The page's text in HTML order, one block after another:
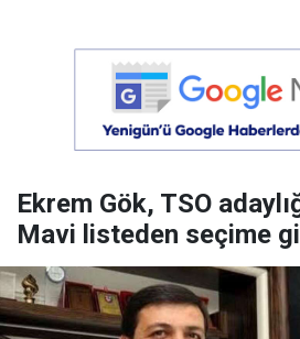
Ekrem Gök, TSO
Mavi listeden seçime